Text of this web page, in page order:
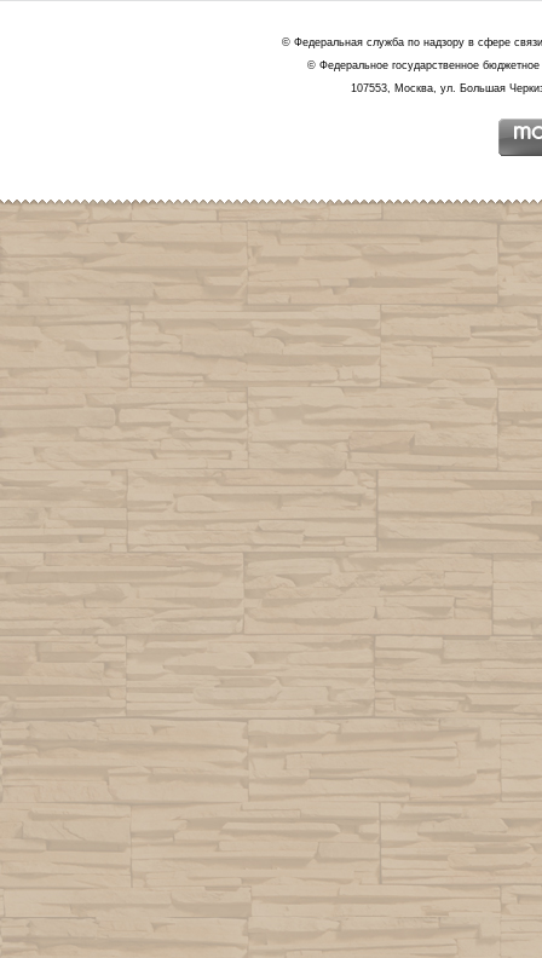
© Федеральная служба по надзору в сфере
© Федеральное государственное
107553, Москва, ул. Большая